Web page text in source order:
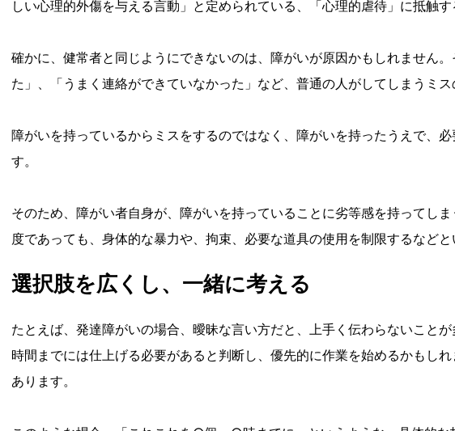
しい心理的外傷を与える言動」と定められている、「心理的虐待」に抵触す
確かに、健常者と同じようにできないのは、障がいが原因かもしれません
た」、「うまく連絡ができていなかった」など、普通の人がしてしまうミス
障がいを持っているからミスをするのではなく、障がいを持ったうえで、
す。
そのため、障がい者自身が、障がいを持っていることに劣等感を持ってし
度であっても、身体的な暴力や、拘束、必要な道具の使用を制限するなど
選択肢を広くし、一緒に考える
たとえば、発達障がいの場合、曖昧な言い方だと、上手く伝わらないこと
時間までには仕上げる必要があると判断し、優先的に作業を始めるかもし
あります。